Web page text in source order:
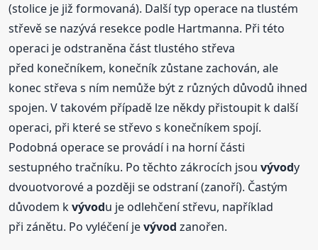
(stolice je již formovaná). Další typ operace na tlustém
střevě se nazývá resekce podle Hartmanna. Při této
operaci je odstraněna část tlustého střeva
před konečníkem, konečník zůstane zachován, ale
konec střeva s ním nemůže být z různých důvodů ihned
spojen. V takovém případě lze někdy přistoupit k další
operaci, při které se střevo s konečníkem spojí.
Podobná operace se provádí i na horní části
sestupného tračníku. Po těchto zákrocích jsouvývody
dvouotvorové a později se odstraní (zanoří). Častým
důvodem kvývodu je odlehčení střevu, například
při zánětu. Po vyléčení jevývod zanořen.